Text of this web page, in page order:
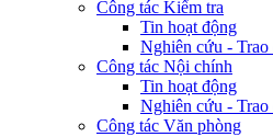
Công tác Kiểm tra
Tin hoạt động
Nghiên cứu - Trao
Công tác Nội chính
Tin hoạt động
Nghiên cứu - Trao
Công tác Văn phòng